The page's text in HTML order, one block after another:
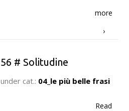
more
›
56 # Solitudine
under cat.: 04_le più belle frasi
Read